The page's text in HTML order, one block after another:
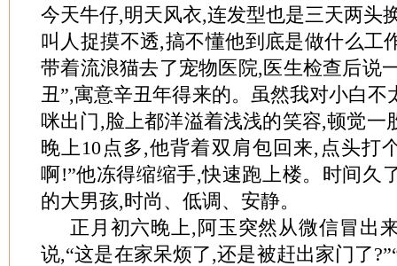
今天牛仔,明天风衣,连发型也是三天两头
叫人捉摸不透,搞不懂他到底是做什么工
带着流浪猫去了宠物医院,医生检查后说
丑”,寓意辛丑年得来的。虽然我对小白
咪出门,脸上都洋溢着浅浅的笑容,顿觉一
晚上10点多,他背着双肩包回来,点头打
啊!”他冻得缩缩手,快速跑上楼。时间久
的大男孩,时尚、低调、安静。
正月初六晚上,阿玉突然从微信冒出
说,“这是在家呆烦了,还是被赶出家门了